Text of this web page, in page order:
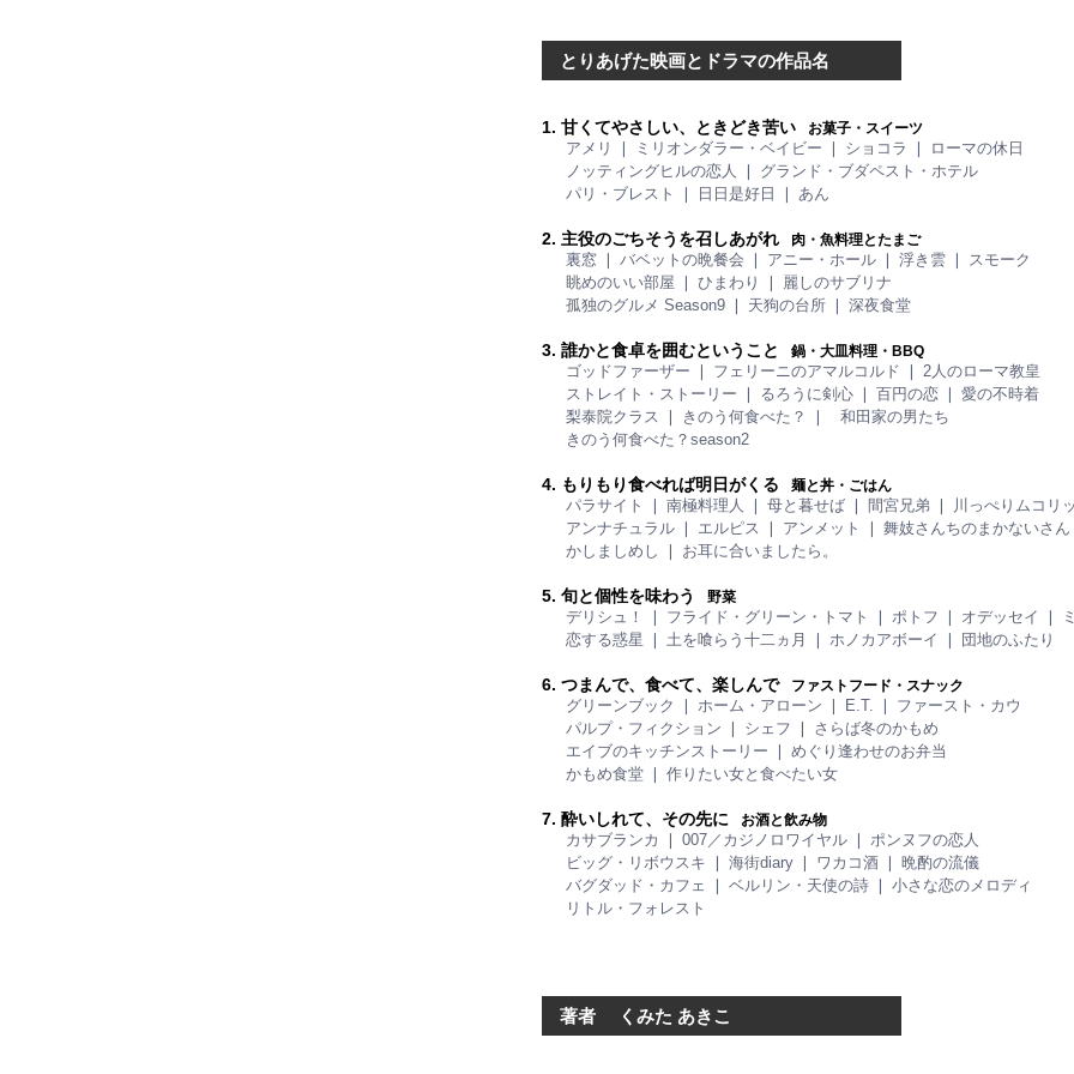
とりあげた映画とドラマの作品名
1. 甘くてやさしい、ときどき苦い お菓子・スイーツ
アメリ ❘ ミリオンダラー・ベイビー ❘ ショコラ ❘ ローマの休日
ノッティングヒルの恋人 ❘ グランド・ブダペスト・ホテル
パリ・ブレスト ❘ 日日是好日 ❘ あん
2. 主役のごちそうを召しあがれ 肉・魚料理とたまご
裏窓 ❘ バベットの晩餐会 ❘ アニー・ホール ❘ 浮き雲 ❘ スモーク
眺めのいい部屋 ❘ ひまわり ❘ 麗しのサブリナ
孤独のグルメ Season9 ❘ 天狗の台所 ❘ 深夜食堂
3. 誰かと食卓を囲むということ 鍋・大皿料理・BBQ
ゴッドファーザー ❘ フェリーニのアマルコルド ❘ 2人のローマ教皇
ストレイト・ストーリー ❘ るろうに剣心 ❘ 百円の恋 ❘ 愛の不時着
梨泰院クラス ❘ きのう何食べた？ ❘ 和田家の男たち
きのう何食べた？season2
4. もりもり食べれば明日がくる 麺と丼・ごはん
パラサイト ❘ 南極料理人 ❘ 母と暮せば ❘ 間宮兄弟 ❘ 川っぺりムコリ
アンナチュラル ❘ エルピス ❘ アンメット ❘ 舞妓さんちのまかないさん
かしましめし ❘ お耳に合いましたら。
5. 旬と個性を味わう 野菜
デリシュ！ ❘ フライド・グリーン・トマト ❘ ポトフ ❘ オデッセイ ❘
恋する惑星 ❘ 土を喰らう十二ヵ月 ❘ ホノカアボーイ ❘ 団地のふたり
6. つまんで、食べて、楽しんで ファストフード・スナック
グリーンブック ❘ ホーム・アローン ❘ E.T. ❘ ファースト・カウ
パルプ・フィクション ❘ シェフ ❘ さらば冬のかもめ
エイブのキッチンストーリー ❘ めぐり逢わせのお弁当
かもめ食堂 ❘ 作りたい女と食べたい女
7. 酔いしれて、その先に お酒と飲み物
カサブランカ ❘ 007／カジノロワイヤル ❘ ポンヌフの恋人
ビッグ・リボウスキ ❘ 海街diary ❘ ワカコ酒 ❘ 晩酌の流儀
バグダッド・カフェ ❘ ベルリン・天使の詩 ❘ 小さな恋のメロディ
リトル・フォレスト
著者 くみた あきこ